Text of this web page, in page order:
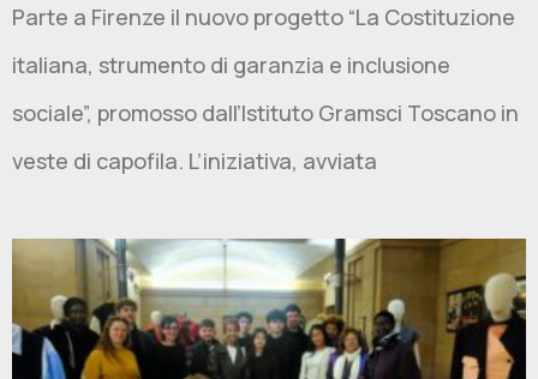
Parte a Firenze il nuovo progetto “La Costituzione
italiana, strumento di garanzia e inclusione
sociale”, promosso dall’Istituto Gramsci Toscano in
veste di capofila. L’iniziativa, avviata